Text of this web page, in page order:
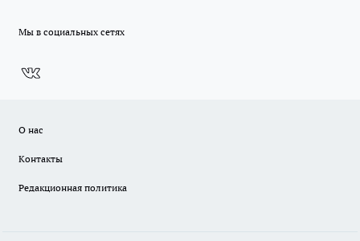
Мы в социальных сетях
О нас
Контакты
Редакционная политика